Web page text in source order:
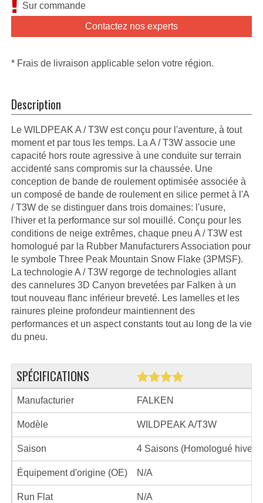
Sur commande
Contactez nos experts
* Frais de livraison applicable selon votre région.
Description
Le WILDPEAK A / T3W est conçu pour l'aventure, à tout
moment et par tous les temps. La A / T3W associe une
capacité hors route agressive à une conduite sur terrain
accidenté sans compromis sur la chaussée. Une
conception de bande de roulement optimisée associée à
un composé de bande de roulement en silice permet à l'A
/ T3W de se distinguer dans trois domaines: l'usure,
l'hiver et la performance sur sol mouillé. Conçu pour les
conditions de neige extrêmes, chaque pneu A / T3W est
homologué par la Rubber Manufacturers Association pour
le symbole Three Peak Mountain Snow Flake (3PMSF).
La technologie A / T3W regorge de technologies allant
des cannelures 3D Canyon brevetées par Falken à un
tout nouveau flanc inférieur breveté. Les lamelles et les
rainures pleine profondeur maintiennent des
performances et un aspect constants tout au long de la vie
du pneu.
SPÉCIFICATIONS
Manufacturier FALKEN
Modèle WILDPEAK A/T3W
Saison 4 Saisons (Homologué hiver)
Équipement d'origine (OE) N/A
Run Flat N/A